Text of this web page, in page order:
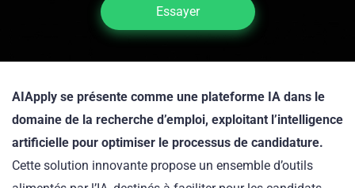
Essayer
AIApply se présente comme une plateforme IA dans le
domaine de la recherche d’emploi, exploitant l’intelligence
artificielle pour optimiser le processus de candidature.
Cette solution innovante propose un ensemble d’outils